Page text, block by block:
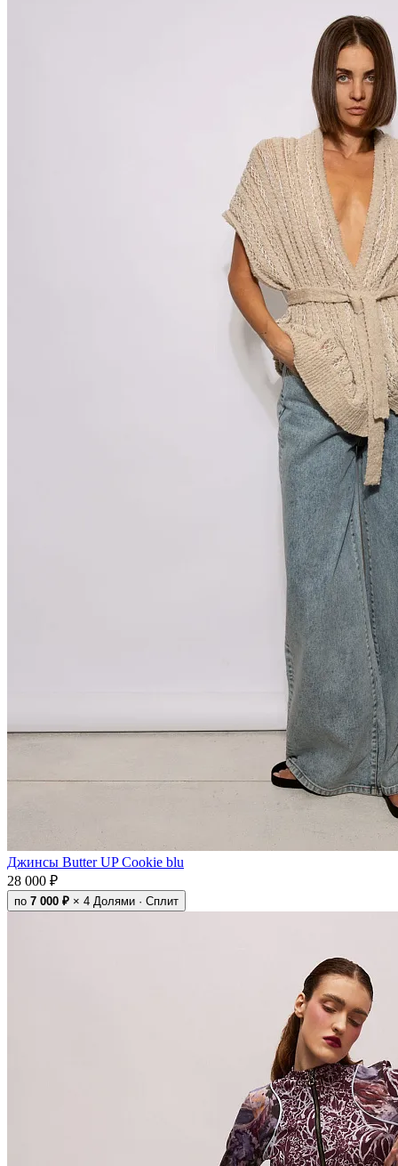
Джинсы Butter UP Cookie blu
28 000 ₽
по 7 000 ₽ × 4 Долями · Сплит